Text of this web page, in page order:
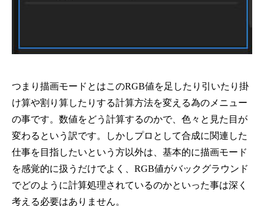
つまり描画モードとはこのRGB値を足したり引いたり掛
け算や割り算したりする計算方法を変える為のメニュー
の事です。数値をどう計算するのかで、色々と見た目が
変わるという訳です。しかしプロとして合成に関連した
仕事を目指したいという方以外は、基本的に描画モード
を感覚的に扱うだけでよく、RGB値がバックグラウンド
でどのように計算処理されているのかといった事は深く
考える必要はありません。